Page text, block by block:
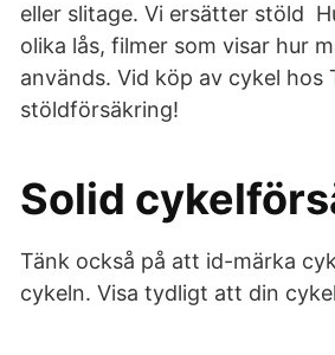
eller slitage. Vi ersätter stöld
olika lås, filmer som visar hur
används. Vid köp av cykel
stöldförsäkring!
Solid
Tänk också på att id-märka
cykeln. Visa tydligt att din